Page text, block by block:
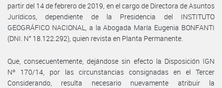
partir del 14 de febrero de 2019, en el cargo de Directora de Asuntos
Jurídicos, dependiente de la Presidencia del INSTITUTO
GEOGRÁFICO NACIONAL, a la Abogada María Eugenia BONFANTI
(DNI. N° 18.122.292), quien revista en Planta Permanente.
Que, consecuentemente, dejándose sin efecto la Disposición IGN
Nº 170/14, por las circunstancias consignadas en el Tercer
Considerando, resulta necesario nuevamente atribuir la